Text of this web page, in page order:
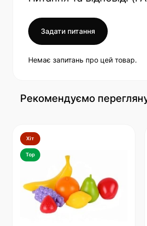
Задати питання
Немає запитань про цей товар.
Рекомендуємо
Хіт
Top